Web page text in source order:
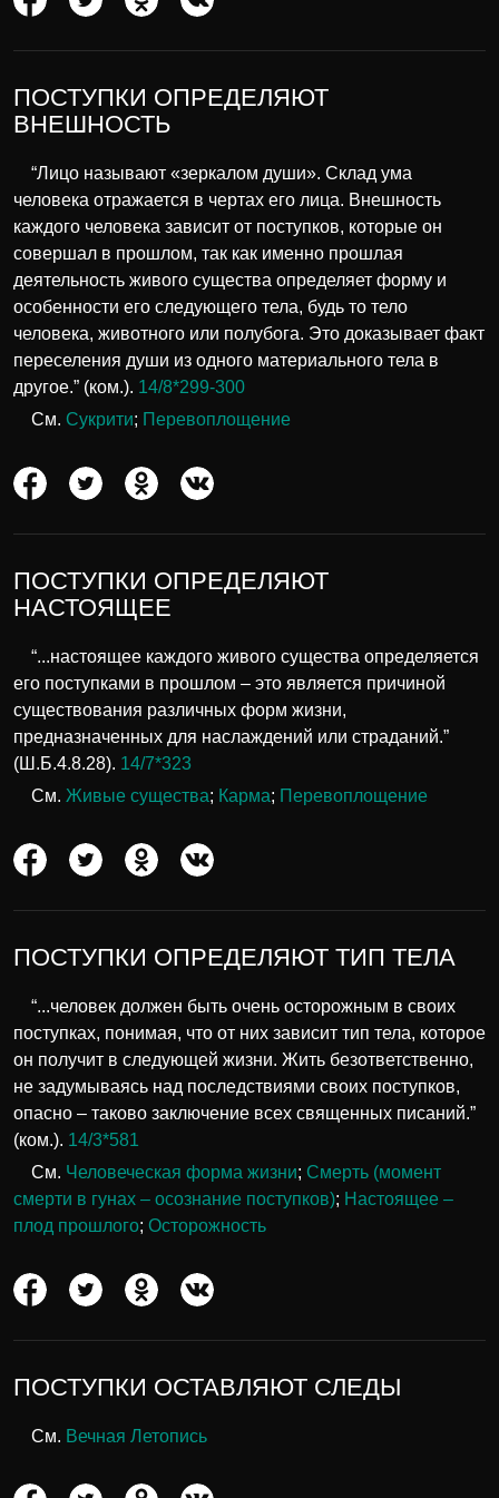
ПОСТУПКИ ОПРЕДЕЛЯЮТ
ВНЕШНОСТЬ
“Лицо называют «зеркалом души». Склад ума
человека отражается в чертах его лица. Внешность
каждого человека зависит от поступков, которые он
совершал в прошлом, так как именно прошлая
деятельность живого существа определяет форму и
особенности его следующего тела, будь то тело
человека, животного или полубога. Это доказывает факт
переселения души из одного материального тела в
другое.” (ком.). 14/8*299-300
См. Сукрити; Перевоплощение
ПОСТУПКИ ОПРЕДЕЛЯЮТ
НАСТОЯЩЕЕ
“...настоящее каждого живого существа определяется
его поступками в прошлом – это является причиной
существования различных форм жизни,
предназначенных для наслаждений или страданий.”
(Ш.Б.4.8.28). 14/7*323
См. Живые существа; Карма; Перевоплощение
ПОСТУПКИ ОПРЕДЕЛЯЮТ ТИП ТЕЛА
“...человек должен быть очень осторожным в своих
поступках, понимая, что от них зависит тип тела, которое
он получит в следующей жизни. Жить безответственно,
не задумываясь над последствиями своих поступков,
опасно – таково заключение всех священных писаний.”
(ком.). 14/3*581
См. Человеческая форма жизни; Смерть (момент
смерти в гунах – осознание поступков); Настоящее –
плод прошлого; Осторожность
ПОСТУПКИ ОСТАВЛЯЮТ СЛЕДЫ
См. Вечная Летопись